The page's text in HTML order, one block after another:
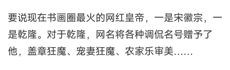
要说现在书画圈最火的网红皇帝，一是宋徽宗，一
是乾隆。对于乾隆，网名将各种调侃名号赠予了
他，盖章狂魔、宠妻狂魔、农家乐审美……